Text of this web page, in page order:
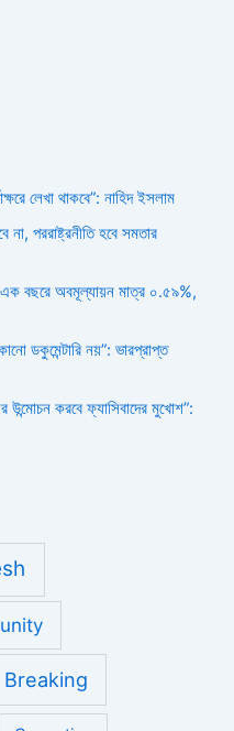
লেখা থাকবে”: নাহিদ ইসলাম
না, পররাষ্ট্রনীতি হবে সমতার
এক বছরে অবমূল্যায়ন মাত্র ০.৫৯%,
ডকুমেন্টারি নয়”: ভারপ্রাপ্ত
করবে ফ্যাসিবাদের মুখোশ”:
Breaking